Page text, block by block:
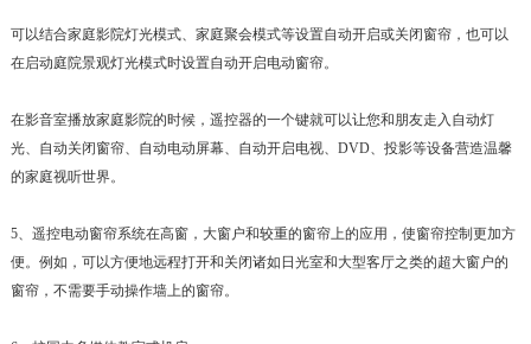
可以结合家庭影院灯光模式、家庭聚会模式等设置自动开启或关闭窗帘，也可以
在启动庭院景观灯光模式时设置自动开启电动窗帘。
在影音室播放家庭影院的时候，遥控器的一个键就可以让您和朋友走入自动灯
光、自动关闭窗帘、自动电动屏幕、自动开启电视、DVD、投影等设备营造温馨
的家庭视听世界。
5、遥控电动窗帘系统在高窗，大窗户和较重的窗帘上的应用，使窗帘控制更加方
便。例如，可以方便地远程打开和关闭诸如日光室和大型客厅之类的超大窗户的
窗帘，不需要手动操作墙上的窗帘。